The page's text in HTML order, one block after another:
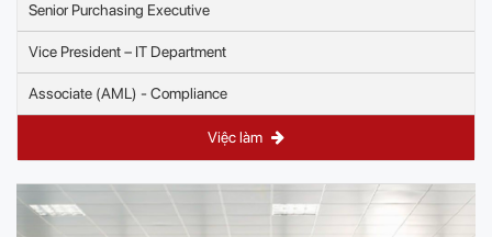
Senior Purchasing Executive
Vice President – IT Department
Associate (AML) - Compliance
Việc làm